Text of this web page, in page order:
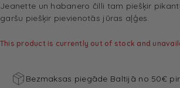
Jeanette un habanero čilli tam piešķir
garšu piešķir pievienotās jūras aļģes.
This product is currently out of stock and
Bezmaksas piegāde Baltijā no 50€